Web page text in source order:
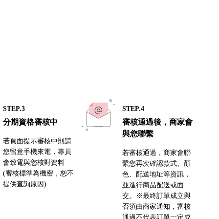
STEP.3
分期資格審核中
若頁面提示審核中則請
您留意手機來電，專員
會致電與您核對資料
(審核標準為機密，恕不
提供查詢原因)
STEP.4
審核通過後，商家會
與您聯繫
若審核通過，商家會聯
繫您再次確認款式、顏
色、配送地址等資訊，
並進行商品配送或面
交。※最終訂單成立與
否須由商家通知，審核
通過不代表訂單一定成